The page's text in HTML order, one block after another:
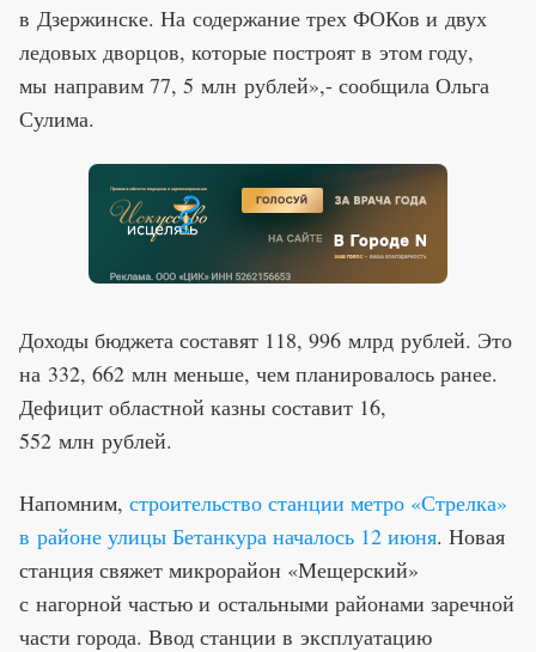
в Дзержинске. На содержание трех ФОКов и двух
ледовых дворцов, которые построят в этом году,
мы направим 77, 5 млн рублей»,- сообщила Ольга
Сулима.
Доходы бюджета составят 118, 996 млрд рублей. Это
на 332, 662 млн меньше, чем планировалось ранее.
Дефицит областной казны составит 16,
552 млн рублей.
Напомним, строительство станции метро «Стрелка»
в районе улицы Бетанкура началось 12 июня. Новая
станция свяжет микрорайон «Мещерский»
с нагорной частью и остальными районами заречной
части города. Ввод станции в эксплуатацию